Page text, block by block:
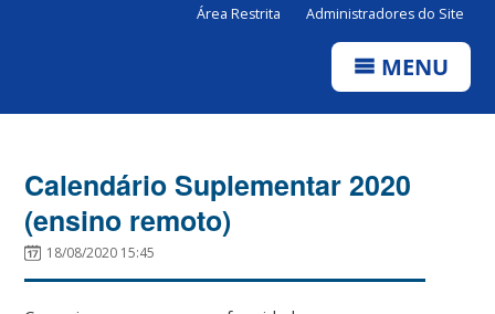
Área Restrita Administradores do Site
MENU
Calendário Suplementar 2020
(ensino remoto)
18/08/2020 15:45